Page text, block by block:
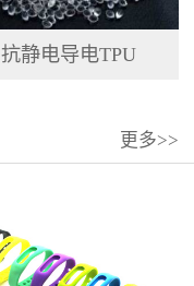
抗静电导电TPU
更多>>